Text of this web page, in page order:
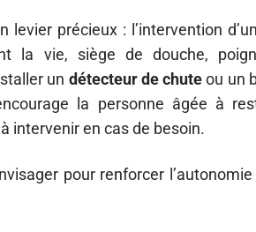
levier précieux : l’intervention
la vie, siège de douche,
un détecteur de chuteou un
la personne âgée à
intervenir en cas de besoin.
pour renforcer